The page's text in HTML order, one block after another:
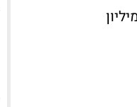
שרק לפני חודש רשמה את ההזמנה הגדולה ביותר השנה, בגובה 20.4 מיליון